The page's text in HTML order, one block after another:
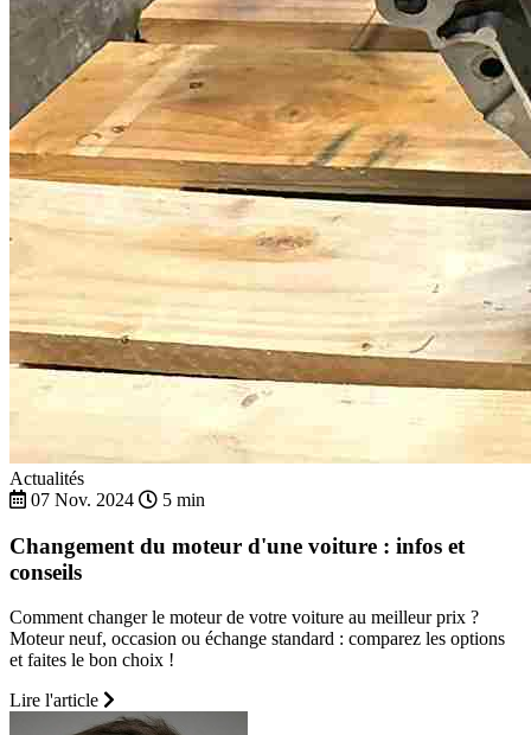
Actualités
07 Nov. 2024
5 min
Changement du moteur d'une voiture : infos et
conseils
Comment changer le moteur de votre voiture au meilleur prix ?
Moteur neuf, occasion ou échange standard : comparez les options
et faites le bon choix !
Lire l'article